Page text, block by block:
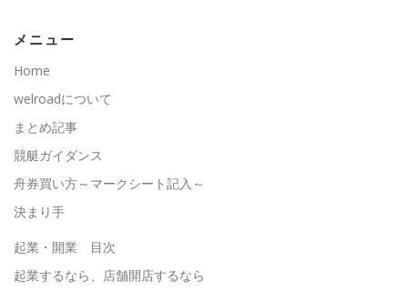
メニュー
Home
welroadについて
まとめ記事
競艇ガイダンス
舟券買い方～マークシート記入～
決まり手
起業・開業 目次
起業するなら、店舗開店するなら